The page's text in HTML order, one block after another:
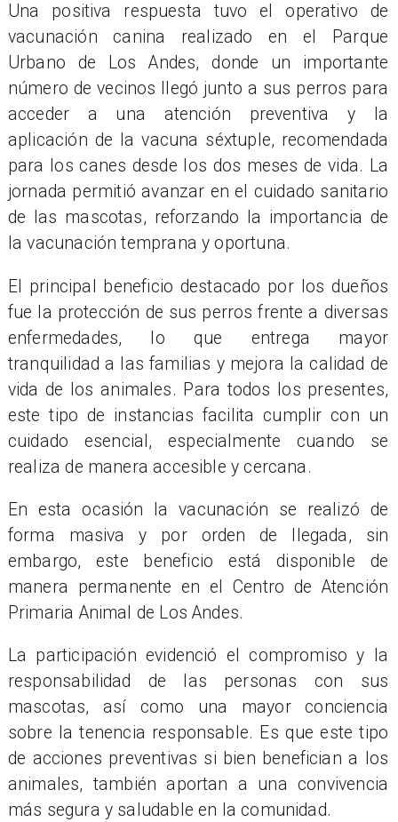
Una positiva respuesta tuvo el operativo de
vacunación canina realizado en el Parque
Urbano de Los Andes, donde un importante
número de vecinos llegó junto a sus perros para
acceder a una atención preventiva y la
aplicación de la vacuna séxtuple, recomendada
para los canes desde los dos meses de vida. La
jornada permitió avanzar en el cuidado sanitario
de las mascotas, reforzando la importancia de
la vacunación temprana y oportuna.
El principal beneficio destacado por los dueños
fue la protección de sus perros frente a diversas
enfermedades, lo que entrega mayor
tranquilidad a las familias y mejora la calidad de
vida de los animales. Para todos los presentes,
este tipo de instancias facilita cumplir con un
cuidado esencial, especialmente cuando se
realiza de manera accesible y cercana.
En esta ocasión la vacunación se realizó de
forma masiva y por orden de llegada, sin
embargo, este beneficio está disponible de
manera permanente en el Centro de Atención
Primaria Animal de Los Andes.
La participación evidenció el compromiso y la
responsabilidad de las personas con sus
mascotas, así como una mayor conciencia
sobre la tenencia responsable. Es que este tipo
de acciones preventivas si bien benefician a los
animales, también aportan a una convivencia
más segura y saludable en la comunidad.